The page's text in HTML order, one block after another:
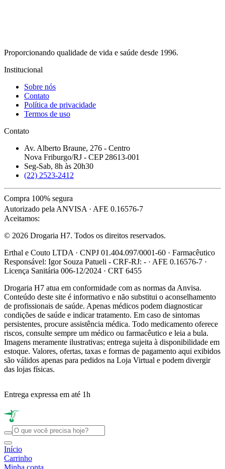
Proporcionando qualidade de vida e saúde desde 1996.
Institucional
Sobre nós
Contato
Política de privacidade
Termos de uso
Contato
Av. Alberto Braune, 276 - Centro
Nova Friburgo/RJ - CEP 28613-001
Seg-Sab, 8h às 20h30
(22) 2523-2412
Compra 100% segura
Autorizado pela ANVISA · AFE 0.16576-7
Aceitamos:
© 2026 Drogaria H7. Todos os direitos reservados.
Erthal e Couto LTDA · CNPJ 01.404.097/0001-60 · Farmacêutico
Responsável: Igor Souza Patueli - CRF-RJ: - · AFE 0.16576-7 ·
Licença Sanitária 006-12/2024 · CRT 6455
Drogaria H7 atua em conformidade com as normas da Anvisa.
Conteúdo deste site é informativo e não substitui o aconselhamento
de profissionais de saúde. Apenas médicos podem diagnosticar
condições de saúde e indicar tratamento. Em caso de sintomas
persistentes, procure assistência médica. Todo medicamento oferece
riscos, consulte sempre um médico ou farmacêutico e leia a bula.
Imagens meramente ilustrativas; entrega sujeita à disponibilidade em
estoque. Valores, ofertas, taxas e formas de pagamento aqui exibidos
são válidos apenas para pedidos na Loja Virtual e podem divergir
das lojas físicas.
Entrega expressa em até 1h
Início
Carrinho
Minha conta